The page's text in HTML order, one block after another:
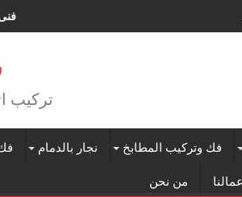
شيبورد بالخبر
تركيب
فك وتركيب المطابخ نجار بالدمام
من نحن